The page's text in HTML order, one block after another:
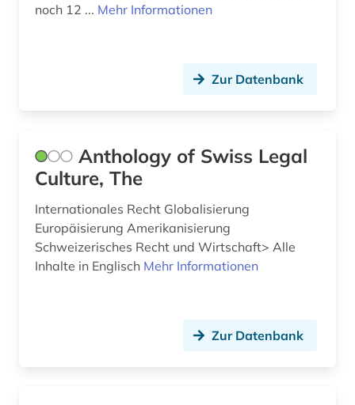
extremismus (1)
fachkraft (1)
fallgruppenpflege (1)
fallpauschale (1)
fallsammlung (1)
festschrift (1)
noch 12 ... Mehr Informationen
Zur Datenbank
Anthology of Swiss Legal
Culture, The
Internationales Recht Globalisierung
Europäisierung Amerikanisierung
Schweizerisches Recht und Wirtschaft> Alle
Inhalte in Englisch Mehr Informationen
Zur Datenbank